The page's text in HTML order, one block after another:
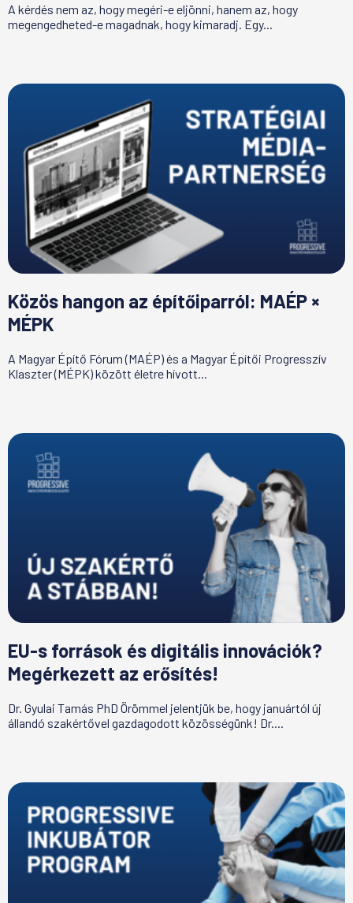
A kérdés nem az, hogy megéri-e eljönni, hanem az, hogy
megengedheted-e magadnak, hogy kimaradj. Egy...
Közös hangon az építőiparról: MAÉP ×
MÉPK
A Magyar Építő Fórum (MAÉP) és a Magyar Építői Progresszív
Klaszter (MÉPK) között életre hívott...
EU-s források és digitális innovációk?
Megérkezett az erősítés!
Dr. Gyulai Tamás PhD Örömmel jelentjük be, hogy januártól új
állandó szakértővel gazdagodott közösségünk! Dr....